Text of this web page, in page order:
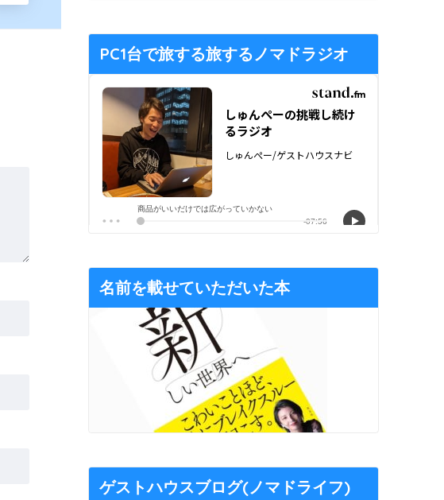
PC1台で旅する旅するノマドラジオ
名前を載せていただいた本
ゲストハウスブログ(ノマドライフ)